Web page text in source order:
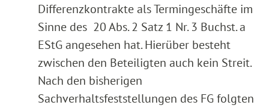
Differenzkontrakte als Termingeschäfte im
Sinne des 20 Abs. 2 Satz 1 Nr. 3 Buchst. a
EStG angesehen hat. Hierüber besteht
zwischen den Beteiligten auch kein Streit.
Nach den bisherigen
Sachverhaltsfeststellungen des FG folgten